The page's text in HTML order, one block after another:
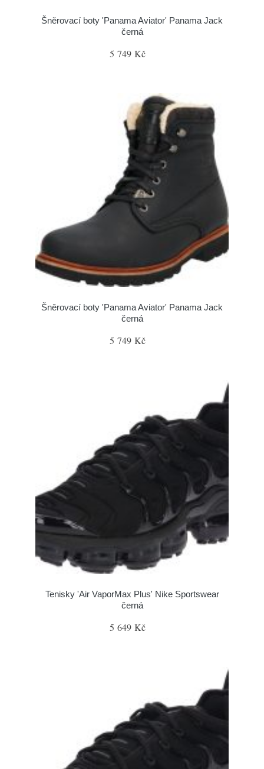
Šněrovací boty 'Panama Aviator' Panama Jack
černá
5 749 Kč
Šněrovací boty 'Panama Aviator' Panama Jack
černá
5 749 Kč
Tenisky 'Air VaporMax Plus' Nike Sportswear
černá
5 649 Kč